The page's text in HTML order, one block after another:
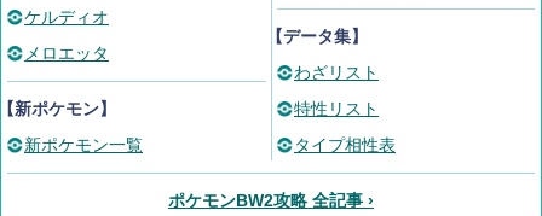
ケルディオ
メロエッタ
新ポケモン】
新ポケモン一覧
【データ集】
わざリスト
特性リスト
タイプ相性表
ポケモンBW2攻略 全記事 ›